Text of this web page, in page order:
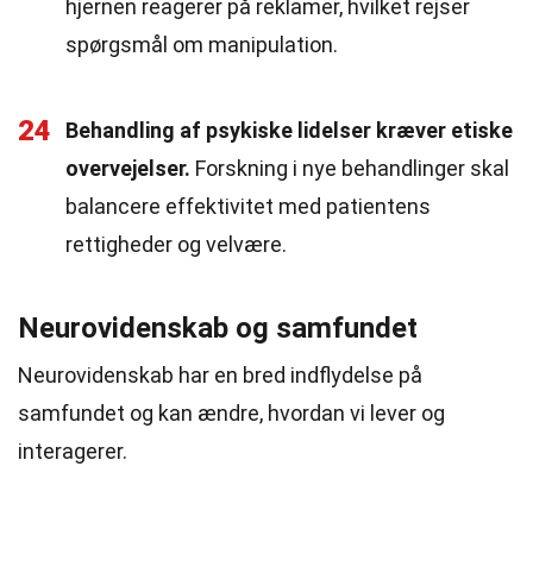
hjernen reagerer på reklamer, hvilket rejser
spørgsmål om manipulation.
24
Behandling af psykiske lidelser kræver etiske
overvejelser. Forskning i nye behandlinger skal
balancere effektivitet med patientens
rettigheder og velvære.
Neurovidenskab og samfundet
Neurovidenskab har en bred indflydelse på
samfundet og kan ændre, hvordan vi lever og
interagerer.